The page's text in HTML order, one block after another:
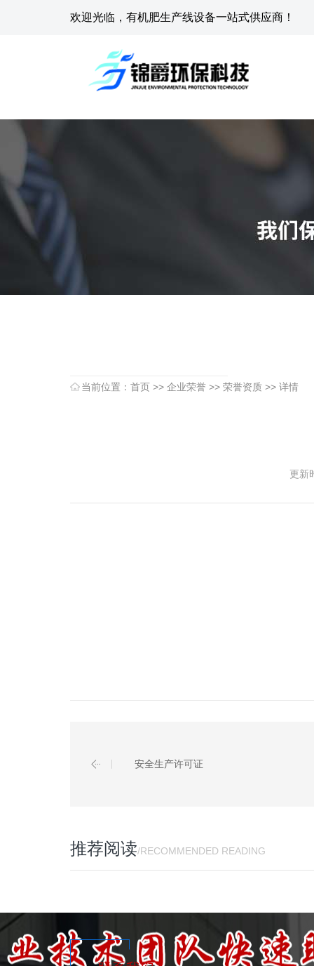
欢迎光临，有机肥生产线设备一站式供应商！
当前位置： 首页 >> 企业荣誉 >> 荣誉资质 >> 详情
更新
安全生产许可证
推荐阅读/RECOMMENDED READING